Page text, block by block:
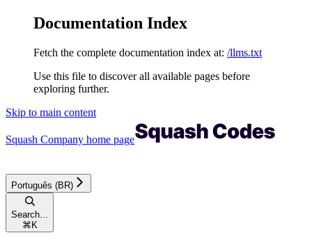
Documentation Index
Fetch the complete documentation index at: /llms.txt
Use this file to discover all available pages before
exploring further.
Skip to main content
Squash Company home page
Português (BR)
Search...
⌘ K